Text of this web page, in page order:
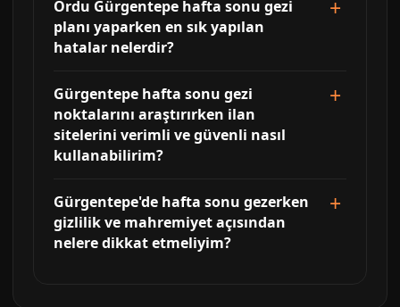
Ordu Gürgentepe hafta sonu gezi
planı yaparken en sık yapılan
hatalar nelerdir?
Gürgentepe hafta sonu gezi
noktalarını araştırırken ilan
sitelerini verimli ve güvenli nasıl
kullanabilirim?
Gürgentepe'de hafta sonu gezerken
gizlilik ve mahremiyet açısından
nelere dikkat etmeliyim?